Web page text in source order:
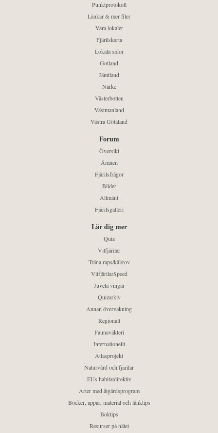
Punktprotokoll
Länkar & mer filer
Våra lokaler
Fjärilskarta
Lokala sidor
Gotland
Jämtland
Närke
Västerbotten
Västmanland
Västra Götaland
Forum
Översikt
Ämnen
Fjärilsfrågor
Bilder
Allmänt
Fjärilsgalleri
Lär dig mer
Quiz
Vitfjärilar
Träna raps/kål/rov
VitfjärilarSpeed
Juvela vingar
Quizarkiv
Annan övervakning
Regionalt
Faunaväkteri
Internationellt
Atlasprojekt
Naturvård och fjärilar
EUs habitatdirektiv
Arter med åtgärdsprogram
Böcker, appar, material och länktips
Boktips
Resurser på nätet